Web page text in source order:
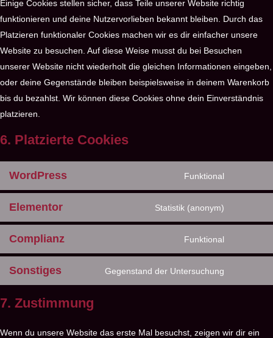
Einige Cookies stellen sicher, dass Teile unserer Website richtig
funktionieren und deine Nutzervorlieben bekannt bleiben. Durch das
Platzieren funktionaler Cookies machen wir es dir einfacher unsere
Website zu besuchen. Auf diese Weise musst du bei Besuchen
unserer Website nicht wiederholt die gleichen Informationen eingeben,
oder deine Gegenstände bleiben beispielsweise in deinem Warenkorb
bis du bezahlst. Wir können diese Cookies ohne dein Einverständnis
platzieren.
6. Platzierte Cookies
WordPress Funktional
Elementor Statistik (anonym)
Complianz Funktional
Sonstiges Gegenstand der Untersuchung
7. Zustimmung
Wenn du unsere Website das erste Mal besuchst, zeigen wir dir ein